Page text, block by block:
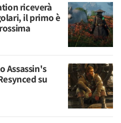
riceverà
il primo è
Assassin's
su